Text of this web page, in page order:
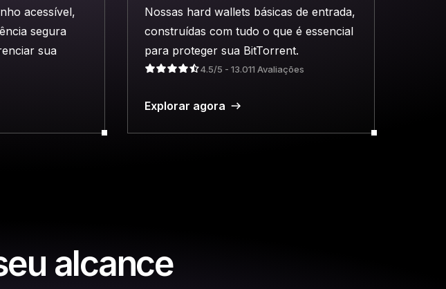
acessível,
segura
sua
Nossas hard wallets básicas de entrada,
construídas com tudo o que é essencial
para proteger sua BitTorrent.
4.5/5 - 13.011 Avaliações
Explorar agora
alcance